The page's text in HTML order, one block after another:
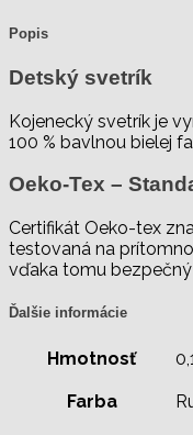
Popis
Detský svetrík
Kojenecký svetrík je
100 % bavlnou bielej
Oeko-Tex –
Certifikát Oeko-tex
testovaná na
vďaka tomu
Ďalšie informácie
Hmotnosť
Farba